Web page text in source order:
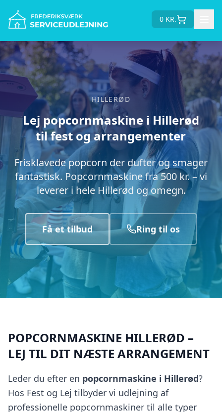
0 KR.
HILLERØD
Lej popcornmaskine i Hillerød
til fest og arrangementer
Frisklavede popcorn der dufter og smager
fantastisk. Popcornmaskine fra 500 kr. – vi
leverer i hele Hillerød og omegn.
Få et tilbud Ring til os
POPCORNMASKINE HILLERØD –
LEJ TIL DIT NÆSTE ARRANGEMENT
Leder du efter en popcornmaskine i Hillerød?
Hos Fest og Lej tilbyder vi udlejning af
professionelle popcornmaskiner til alle typer